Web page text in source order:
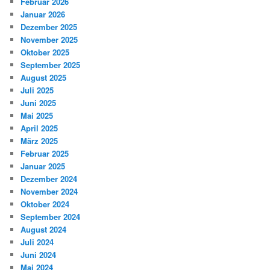
Januar 2026
Dezember 2025
November 2025
Oktober 2025
September 2025
August 2025
Juli 2025
Juni 2025
Mai 2025
April 2025
März 2025
Februar 2025
Januar 2025
Dezember 2024
November 2024
Oktober 2024
September 2024
August 2024
Juli 2024
Juni 2024
Mai 2024